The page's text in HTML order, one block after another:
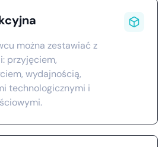
można zestawiać z
przyjęciem,
wydajnością,
technologicznymi i